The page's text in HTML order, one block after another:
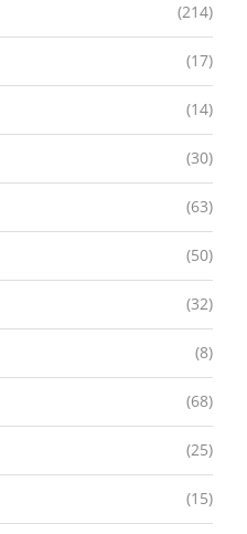
(214)
(17)
(14)
(30)
(63)
(50)
(32)
(8)
(68)
(25)
(15)